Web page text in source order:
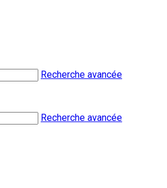
Recherche avancée
Recherche avancée